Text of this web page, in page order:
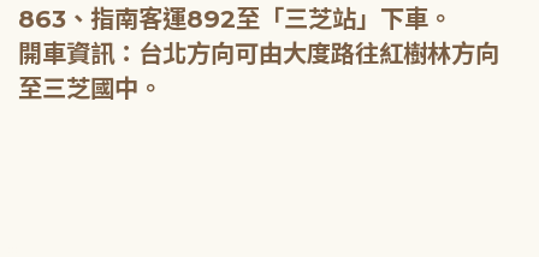
863、指南客運892至「三芝站」下車。
開車資訊：台北方向可由大度路往紅樹林方向
至三芝國中。